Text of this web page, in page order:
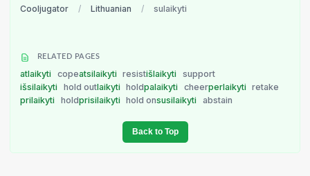
Cooljugator / Lithuanian / sulaikyti
RELATED PAGES
atlaikyti copeatsilaikyti resistišlaikyti
support
išsilaikyti
hold outlaikyti holdpalaikyti cheerperlaikyti
retake
prilaikyti
holdprisilaikyti hold onsusilaikyti abstain
Back to Top